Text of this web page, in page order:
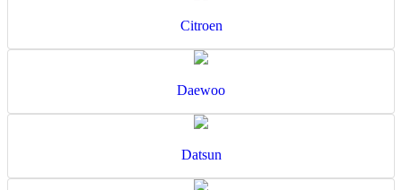
Citroen
Daewoo
Datsun